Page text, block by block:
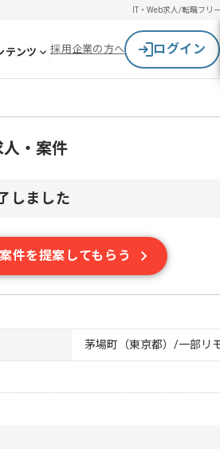
IT・Web求人/転職フリ
テンツ 採用企業の方へ ログイン
人・案件
しました
件を提案してもらう
茅場町（東京都）/一部リ